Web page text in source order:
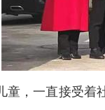
童，一直接受